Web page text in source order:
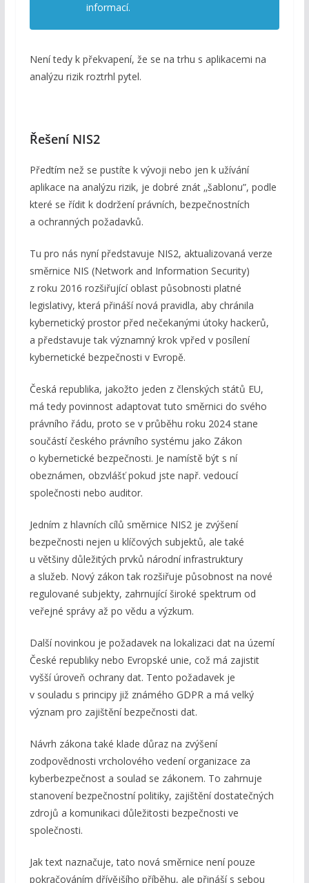
informací.
Není tedy k překvapení, že se na trhu s aplikacemi na
analýzu rizik roztrhl pytel.
Řešení NIS2
Předtím než se pustíte k vývoji nebo jen k užívání
aplikace na analýzu rizik, je dobré znát ‚‚šablonu”, podle
které se řídit k dodržení právních, bezpečnostních
a ochranných požadavků.
Tu pro nás nyní představuje NIS2, aktualizovaná verze
směrnice NIS (Network and Information Security)
z roku 2016 rozšiřující oblast působnosti platné
legislativy, která přináší nová pravidla, aby chránila
kybernetický prostor před nečekanými útoky hackerů,
a představuje tak významný krok vpřed v posílení
kybernetické bezpečnosti v Evropě.
Česká republika, jakožto jeden z členských států EU,
má tedy povinnost adaptovat tuto směrnici do svého
právního řádu, proto se v průběhu roku 2024 stane
součástí českého právního systému jako Zákon
o kybernetické bezpečnosti. Je namístě být s ní
obeznámen, obzvlášť pokud jste např. vedoucí
společnosti nebo auditor.
Jedním z hlavních cílů směrnice NIS2 je zvýšení
bezpečnosti nejen u klíčových subjektů, ale také
u většiny důležitých prvků národní infrastruktury
a služeb. Nový zákon tak rozšiřuje působnost na nové
regulované subjekty, zahrnující široké spektrum od
veřejné správy až po vědu a výzkum.
Další novinkou je požadavek na lokalizaci dat na území
České republiky nebo Evropské unie, což má zajistit
vyšší úroveň ochrany dat. Tento požadavek je
v souladu s principy již známého GDPR a má velký
význam pro zajištění bezpečnosti dat.
Návrh zákona také klade důraz na zvýšení
zodpovědnosti vrcholového vedení organizace za
kyberbezpečnost a soulad se zákonem. To zahrnuje
stanovení bezpečnostní politiky, zajištění dostatečných
zdrojů a komunikaci důležitosti bezpečnosti ve
společnosti.
Jak text naznačuje, tato nová směrnice není pouze
pokračováním dřívějšího příběhu, ale přináší s sebou